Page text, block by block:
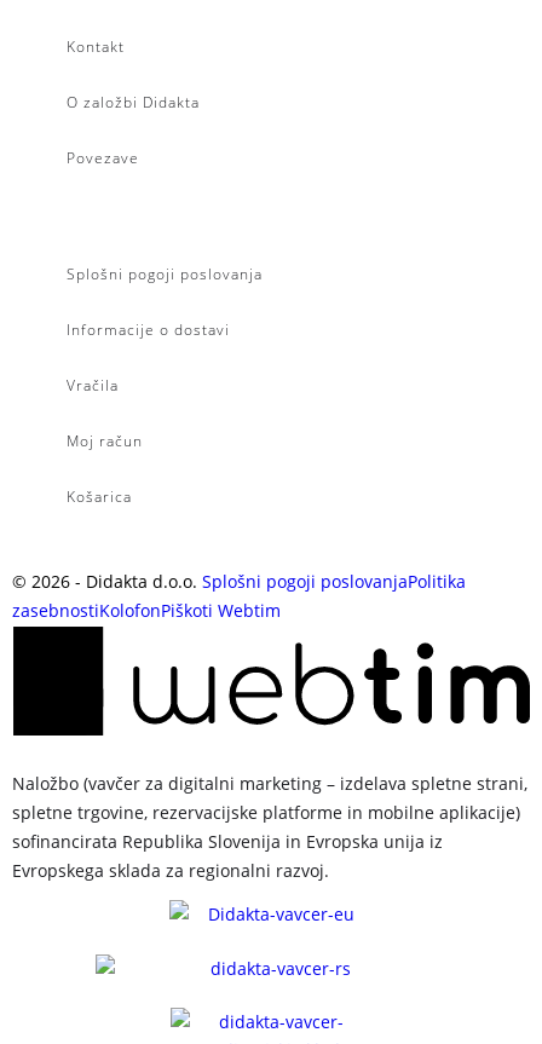
Kontakt
O založbi Didakta
Povezave
Splošni pogoji poslovanja
Informacije o dostavi
Vračila
Moj račun
Košarica
© 2026 - Didakta d.o.o. Splošni pogoji poslovanjaPolitika
zasebnostiKolofonPiškoti Webtim
Naložbo (vavčer za digitalni marketing – izdelava spletne strani,
spletne trgovine, rezervacijske platforme in mobilne aplikacije)
sofinancirata Republika Slovenija in Evropska unija iz
Evropskega sklada za regionalni razvoj.